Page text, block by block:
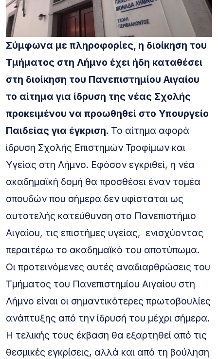
Σύμφωνα με πληροφορίες, η διοίκηση του
Τμήματος στη Λήμνο έχει ήδη καταθέσει
στη διοίκηση του Πανεπιστημίου Αιγαίου
το αίτημα για ίδρυση της νέας Σχολής
προκειμένου να προωθηθεί στο Υπουργείο
Παιδείας για έγκριση. Το αίτημα αφορά
ίδρυση Σχολής Επιστημών Τροφίμων και
Υγείας στη Λήμνο. Εφόσον εγκριθεί, η νέα
ακαδημαϊκή δομή θα προσθέσει έναν τομέα
σπουδών που σήμερα δεν υφίσταται ως
αυτοτελής κατεύθυνση στο Πανεπιστήμιο
Αιγαίου, τις επιστήμες υγείας, ενισχύοντας
περαιτέρω το ακαδημαϊκό του αποτύπωμα.
Οι προτεινόμενες αυτές αναδιαρθρώσεις του
Τμήματος του Πανεπιστημίου Αιγαίου στη
Λήμνο είναι οι σημαντικότερες πρωτοβουλίες
ανάπτυξης από την ίδρυσή του μέχρι σήμερα.
Η τελικής τους έκβαση θα εξαρτηθεί από τις
θεσμικές εγκρίσεις, αλλά και από τη βούληση